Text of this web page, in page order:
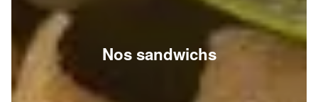
Nos sandwichs